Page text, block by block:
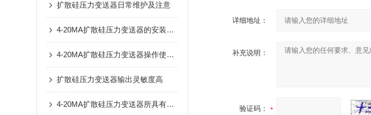
扩散硅压力变送器日常维护及注意
4-20MA扩散硅压力变送器的安装技巧和最佳实践
4-20MA扩散硅压力变送器操作使用流程
扩散硅压力变送器输出灵敏度高
4-20MA扩散硅压力变送器所具有的六大特点值得你收藏
详细地址：
补充说明：
验证码：